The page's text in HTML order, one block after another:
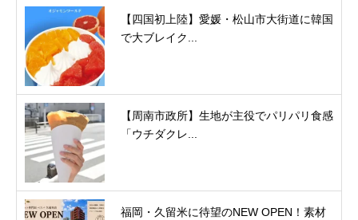
【四国初上陸】愛媛・松山市大街道に韓国
で大ブレイク...
【周南市政所】生地が主役でパリパリ食感
「ウチダクレ...
福岡・久留米に待望のNEW OPEN！素材